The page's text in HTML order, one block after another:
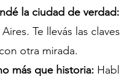
la ciudad de verdad:
Te llevás las
otra mirada.
más que historia: